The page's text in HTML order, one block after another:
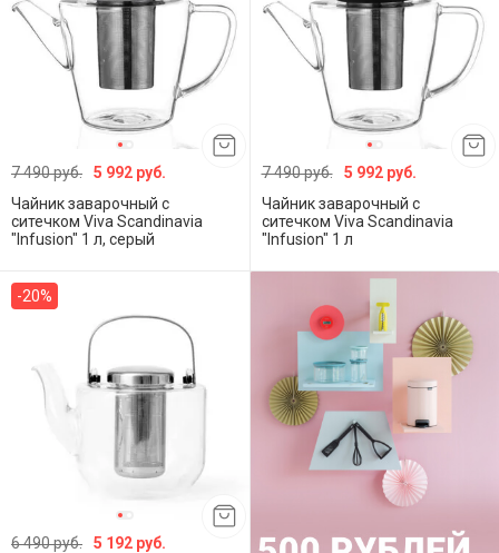
7 490 руб.
5 992 руб.
Чайник заварочный с
ситечком Viva Scandinavia
"Infusion" 1 л, серый
7 490 руб.
5 992 руб.
Чайник заварочный с
ситечком Viva Scandinavia
"Infusion" 1 л
-20%
6 490 руб.
5 192 руб.